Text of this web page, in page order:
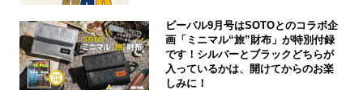
ビーパル9月号はSOTOとのコラボ企
画「ミニマル“旅”財布」が特別付録
です！シルバーとブラックどちらが
入っているかは、開けてからのお楽
しみに！